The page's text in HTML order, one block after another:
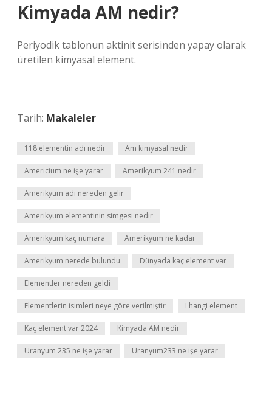
Kimyada AM nedir?
Periyodik tablonun aktinit serisinden yapay olarak
üretilen kimyasal element.
Tarih: Makaleler
118 elementin adı nedir Am kimyasal nedir
Americium ne işe yarar Amerikyum 241 nedir
Amerikyum adı nereden gelir
Amerikyum elementinin simgesi nedir
Amerikyum kaç numara Amerikyum ne kadar
Amerikyum nerede bulundu Dünyada kaç element var
Elementler nereden geldi
Elementlerin isimleri neye göre verilmiştir I hangi element
Kaç element var 2024 Kimyada AM nedir
Uranyum 235 ne işe yarar Uranyum233 ne işe yarar